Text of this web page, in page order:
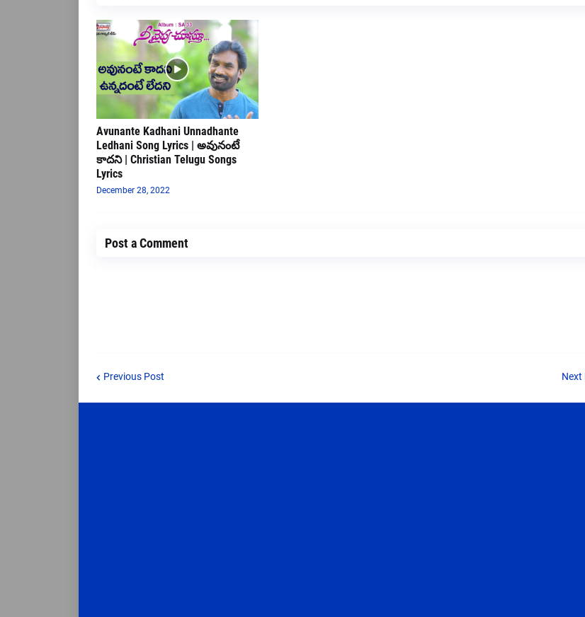
Avunante Kadhani Unnadhante
Ledhani Song Lyrics | అవునంటే
కాదని | Christian Telugu Songs
Lyrics
December 28, 2022
Post a Comment
Previous Post Next